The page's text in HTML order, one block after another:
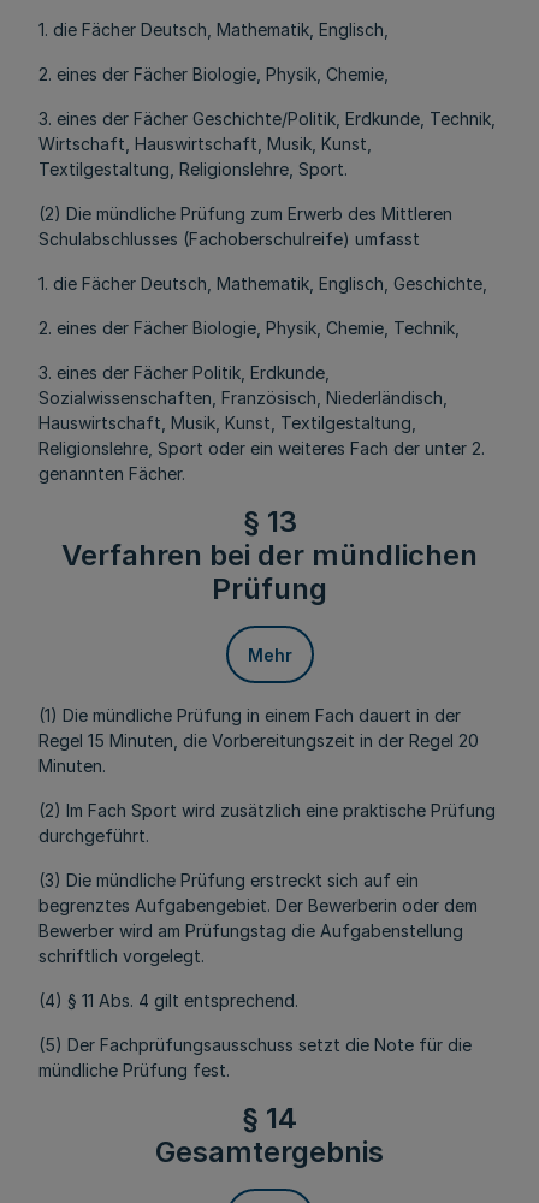
1. die Fächer Deutsch, Mathematik, Englisch,
2. eines der Fächer Biologie, Physik, Chemie,
3. eines der Fächer Geschichte/Politik, Erdkunde, Technik,
Wirtschaft, Hauswirtschaft, Musik, Kunst,
Textilgestaltung, Religionslehre, Sport.
(2) Die mündliche Prüfung zum Erwerb des Mittleren
Schulabschlusses (Fachoberschulreife) umfasst
1. die Fächer Deutsch, Mathematik, Englisch, Geschichte,
2. eines der Fächer Biologie, Physik, Chemie, Technik,
3. eines der Fächer Politik, Erdkunde,
Sozialwissenschaften, Französisch, Niederländisch,
Hauswirtschaft, Musik, Kunst, Textilgestaltung,
Religionslehre, Sport oder ein weiteres Fach der unter 2.
genannten Fächer.
§ 13
Verfahren bei der mündlichen
Prüfung
Mehr
(1) Die mündliche Prüfung in einem Fach dauert in der
Regel 15 Minuten, die Vorbereitungszeit in der Regel 20
Minuten.
(2) Im Fach Sport wird zusätzlich eine praktische Prüfung
durchgeführt.
(3) Die mündliche Prüfung erstreckt sich auf ein
begrenztes Aufgabengebiet. Der Bewerberin oder dem
Bewerber wird am Prüfungstag die Aufgabenstellung
schriftlich vorgelegt.
(4) § 11 Abs. 4 gilt entsprechend.
(5) Der Fachprüfungsausschuss setzt die Note für die
mündliche Prüfung fest.
§ 14
Gesamtergebnis